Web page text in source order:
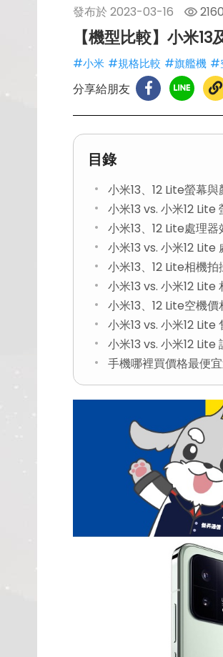
發布於 2023-03-16 2160
【機型比較】小米
#小米 #規格比較 #旗艦機 #
分享給朋友
目錄
小米13、12 Lite螢幕
小米13 vs. 小米12
小米13、12 Lite處理
小米13 vs. 小米12
小米13、12 Lite相機
小米13 vs. 小米12
小米13、12 Lite空機
小米13 vs. 小米12 Lite
小米13 vs. 小米12 Lite
手機哪裡買價格最便